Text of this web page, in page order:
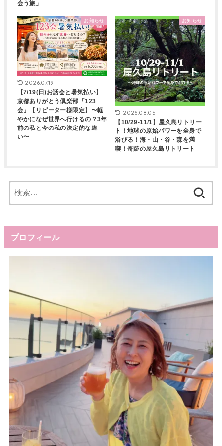
会う旅」
お知らせ
2026.07.19
【7/19(日)お話会と暑気払い】
京都ありがとう倶楽部「123
会」【リピーター様限定】〜軽
やかになぜ世界へ行けるの？3年
前の私と今の私の決定的な違
い〜
お知らせ
2026.08.05
【10/29-11/1】屋久島リトリー
ト！地球の原始パワーを全身で
浴びる！海・山・谷・森を満
喫！奇跡の屋久島リトリート
索:
プロフィール